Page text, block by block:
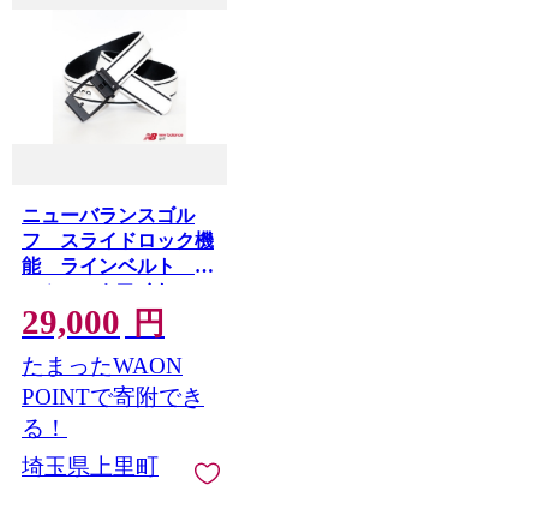
ニューバランスゴル
フ スライドロック機
能 ラインベルト
Unisex ホワイト
6282001【1720206】
29,000 円
たまったWAON
POINTで寄附でき
る！
埼玉県上里町